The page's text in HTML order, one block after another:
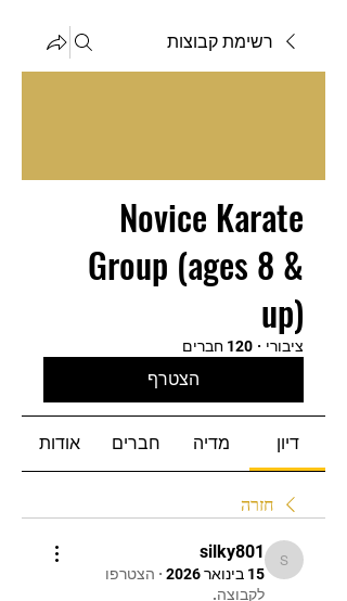
רשימת קבוצות
Novice Karate
Group (ages 8 &
up)
ציבורי · 120 חברים
הצטרף
דיון מדיה חברים אודות
חזרה
silky801
silky801
15 בינואר 2026 · הצטרפו
לקבוצה.